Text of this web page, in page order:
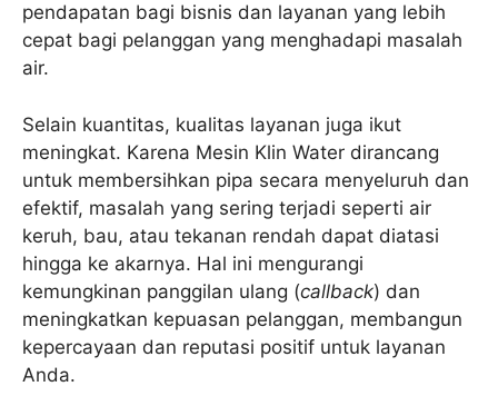
pendapatan bagi bisnis dan layanan yang lebih
cepat bagi pelanggan yang menghadapi masalah
air.
Selain kuantitas, kualitas layanan juga ikut
meningkat. Karena Mesin Klin Water dirancang
untuk membersihkan pipa secara menyeluruh dan
efektif, masalah yang sering terjadi seperti air
keruh, bau, atau tekanan rendah dapat diatasi
hingga ke akarnya. Hal ini mengurangi
kemungkinan panggilan ulang (callback) dan
meningkatkan kepuasan pelanggan, membangun
kepercayaan dan reputasi positif untuk layanan
Anda.